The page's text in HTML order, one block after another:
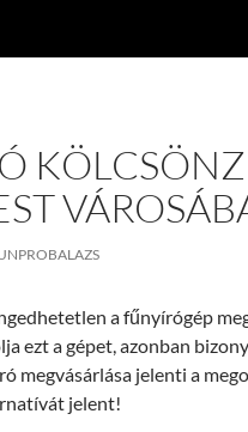
a fűnyírógép
ezt a gépet, azonban
megvásárlása jelenti a
jelent!